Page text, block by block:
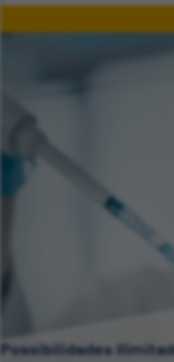
Possibilidades